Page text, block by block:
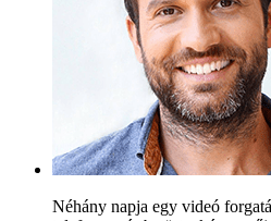
Néhány napja egy videó